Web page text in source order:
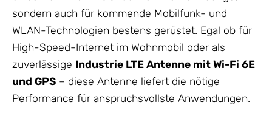
sondern auch für kommende Mobilfunk- und
WLAN-Technologien bestens gerüstet. Egal ob für
High-Speed-Internet im Wohnmobil oder als
zuverlässige Industrie LTE Antenne mit Wi-Fi 6E
und GPS – diese Antenne liefert die nötige
Performance für anspruchsvollste Anwendungen.